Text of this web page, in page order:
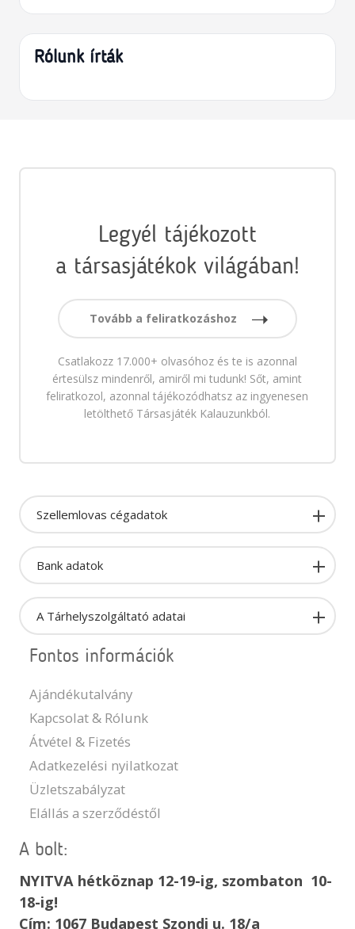
Rólunk írták
Legyél tájékozott
a társasjátékok világában!
Tovább a feliratkozáshoz
Csatlakozz 17.000+ olvasóhoz és te is azonnal
értesülsz mindenről, amiről mi tudunk! Sőt, amint
feliratkozol, azonnal tájékozódhatsz az ingyenesen
letölthető Társasjáték Kalauzunkból.
Szellemlovas cégadatok
Bank adatok
A Tárhelyszolgáltató adatai
Fontos információk
Ajándékutalvány
Kapcsolat & Rólunk
Átvétel & Fizetés
Adatkezelési nyilatkozat
Üzletszabályzat
Elállás a szerződéstől
A bolt:
NYITVA hétköznap 12-19-ig, szombaton 10-
18-ig!
Cím: 1067 Budapest Szondi u. 18/a